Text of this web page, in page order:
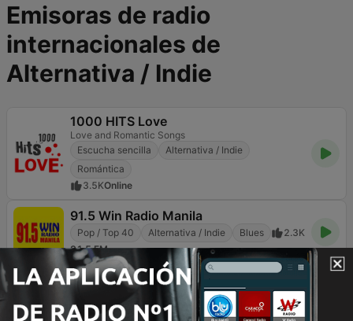
Emisoras de radio
internacionales de
Alternativa / Indie
1000 HITS Love
Love and Romantic Songs
Escucha sencilla
Alternativa / Indie
Romántica
3.5KOnline
91.5 Win Radio Manila
Pop / Top 40 Alternativa / Indie Blues
2.3K
91.5 FM
FIP
Vous n'êtes plus là, vous êtes sur FIP
Variado
Alternativa / Indie 11K 105.1